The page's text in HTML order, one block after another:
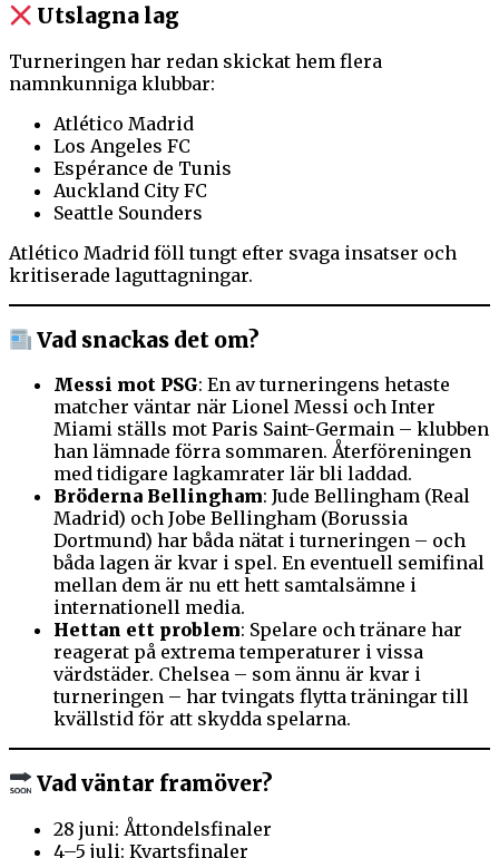
Utslagna lag
Turneringen har redan skickat hem flera
namnkunniga klubbar:
Atlético Madrid
Los Angeles FC
Espérance de Tunis
Auckland City FC
Seattle Sounders
Atlético Madrid föll tungt efter svaga insatser och
kritiserade laguttagningar.
Vad snackas det om?
Messi mot PSG: En av turneringens hetaste
matcher väntar när Lionel Messi och Inter
Miami ställs mot Paris Saint-Germain – klubben
han lämnade förra sommaren. Återföreningen
med tidigare lagkamrater lär bli laddad.
Bröderna Bellingham: Jude Bellingham (Real
Madrid) och Jobe Bellingham (Borussia
Dortmund) har båda nätat i turneringen – och
båda lagen är kvar i spel. En eventuell semifinal
mellan dem är nu ett hett samtalsämne i
internationell media.
Hettan ett problem: Spelare och tränare har
reagerat på extrema temperaturer i vissa
värdstäder. Chelsea – som ännu är kvar i
turneringen – har tvingats flytta träningar till
kvällstid för att skydda spelarna.
Vad väntar framöver?
28 juni: Åttondelsfinaler
4–5 juli: Kvartsfinaler